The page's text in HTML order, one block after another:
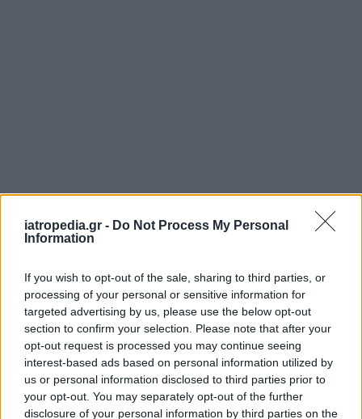
iatropedia.gr - Do Not Process My Personal
Information
If you wish to opt-out of the sale, sharing to third parties, or
processing of your personal or sensitive information for
targeted advertising by us, please use the below opt-out
section to confirm your selection. Please note that after your
opt-out request is processed you may continue seeing
interest-based ads based on personal information utilized by
us or personal information disclosed to third parties prior to
your opt-out. You may separately opt-out of the further
disclosure of your personal information by third parties on the